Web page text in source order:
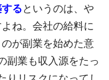
る というのは、や
ね。会社の給料に
が副業を始めた意
副業も収入源をたっ